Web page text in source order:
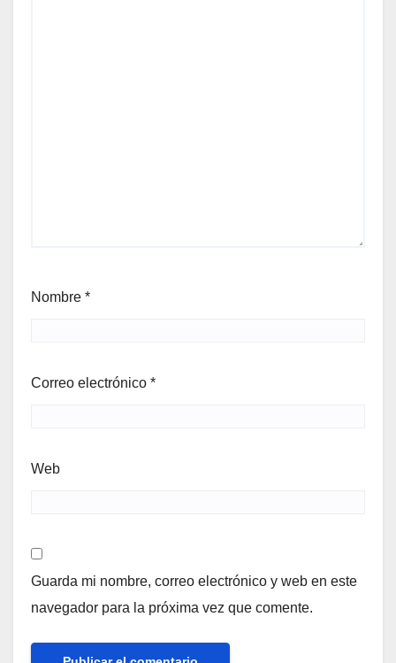
Nombre *
Correo electrónico *
Web
Guarda mi nombre, correo electrónico y web en este
navegador para la próxima vez que comente.